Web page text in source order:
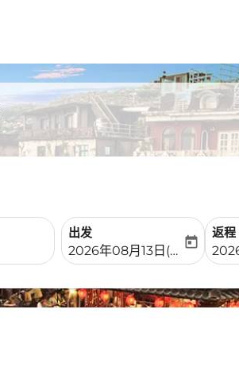
出发
fc-booking-departure-
2026年08月13日(周四)
today
返程
fc-